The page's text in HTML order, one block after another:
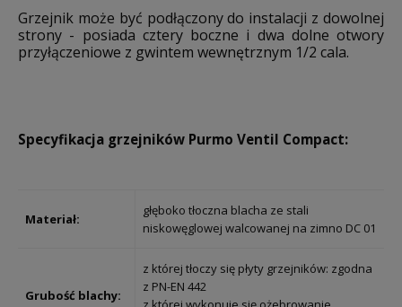
Grzejnik może być podłączony do instalacji z dowolnej
strony - posiada cztery boczne i dwa dolne otwory
przyłączeniowe z gwintem wewnętrznym 1/2 cala.
Specyfikacja grzejników Purmo Ventil Compact:
Materiał:
głęboko tłoczna blacha ze stali
niskowęglowej walcowanej na zimno DC 01
Grubość blachy:
z której tłoczy się płyty grzejników: zgodna
z PN-EN 442